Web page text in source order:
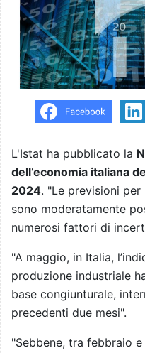
L'Istat ha pubblicato la
dell’economia italiana
2024. "Le previsioni per
sono moderatamente
numerosi fattori di
"A maggio, in Italia,
produzione industriale
base congiunturale,
precedenti due mesi".
"Sebbene, tra febbraio